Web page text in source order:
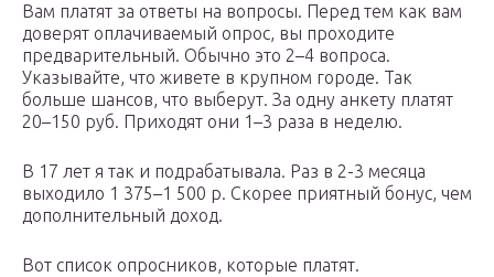
Вам платят за ответы на вопросы. Перед тем как вам
доверят оплачиваемый опрос, вы проходите
предварительный. Обычно это 2–4 вопроса.
Указывайте, что живете в крупном городе. Так
больше шансов, что выберут. За одну анкету платят
20–150 руб. Приходят они 1–3 раза в неделю.
В 17 лет я так и подрабатывала. Раз в 2-3 месяца
выходило 1 375–1 500 р. Скорее приятный бонус, чем
дополнительный доход.
Вот список опросников, которые платят.